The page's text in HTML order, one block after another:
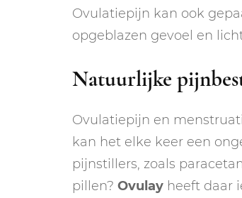
Ovulatiepijn kan ook
opgeblazen gevoel en
Natuurlijke
Ovulatiepijn en
kan het elke keer een
pijnstillers, zoals
pillen? Ovulay heeft daar